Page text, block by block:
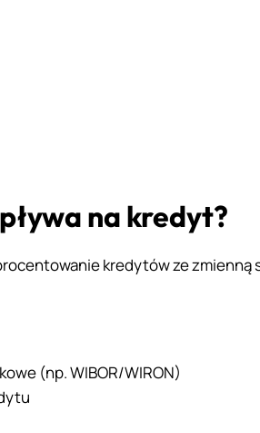
na kredyt?
kredytów ze zmienną
(np. WIBOR/WIRON)